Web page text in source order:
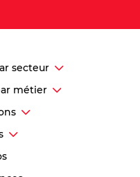
secteur
métier